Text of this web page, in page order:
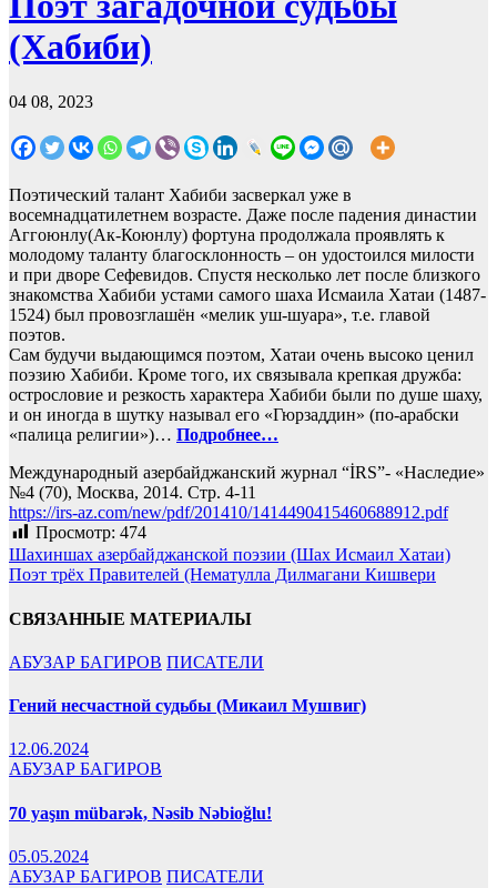
(Хабиби)
04 08, 2023
Поэтический талант Хабиби засверкал уже в
восемнадцатилетнем возрасте. Даже после падения династии
Аггоюнлу(Ак-Коюнлу) фортуна продолжала проявлять к
молодому таланту благосклонность – он удостоился милости
и при дворе Сефевидов. Спустя несколько лет после близкого
знакомства Хабиби устами самого шаха Исмаила Хатаи (1487-
1524) был провозглашён «мелик уш-шуара», т.е. главой
поэтов.
Сам будучи выдающимся поэтом, Хатаи очень высоко ценил
поэзию Хабиби. Кроме того, их связывала крепкая дружба:
острословие и резкость характера Хабиби были по душе шаху,
и он иногда в шутку называл его «Гюрзаддин» (по-арабски
«палица религии»)… Подробнее…
Международный азербайджанский журнал “İRS”- «Наследие»
№4 (70), Москва, 2014. Стр. 4-11
https://irs-az.com/new/pdf/201410/1414490415460688912.pdf
Просмотр: 474
Навигация
по
записям
Шахиншах азербайджанской поэзии (Шах Исмаил Хатаи)
Поэт трёх Правителей (Нематулла Дилмагани Кишвери
СВЯЗАННЫЕ МАТЕРИАЛЫ
АБУЗАР БАГИРОВ ПИСАТЕЛИ
Гений несчастной судьбы (Микаил Мушвиг)
12.06.2024
АБУЗАР БАГИРОВ
70 yaşın mübarək, Nəsib Nəbioğlu!
05.05.2024
АБУЗАР БАГИРОВ ПИСАТЕЛИ